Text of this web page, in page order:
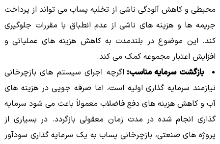
محیطی و کاهش آلودگی ناشی از تخلیه پساب می تواند از پرداخت
جریمه ها و هزینه های ناشی از عدم انطباق با مقررات جلوگیری
کند. این موضوع در بلندمدت به کاهش هزینه های عملیاتی و
افزایش اعتبار مجموعه کمک می کند.
بازگشت سرمایه مناسب: اگرچه اجرای سیستم های بازچرخانی
نیازمند سرمایه گذاری اولیه است، اما صرفه جویی در هزینه های
آب و کاهش هزینه های دفع فاضلاب معمولاً باعث می شود سرمایه
گذاری انجام شده در مدت زمان معقولی بازگردد. در بسیاری از
پروژه های صنعتی، بازچرخانی پساب به یک سرمایه گذاری سودآور